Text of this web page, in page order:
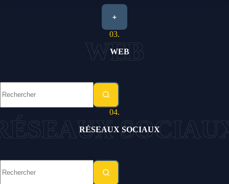
+
03.
WEB
résultat
04.
RÉSEAUX SOCIAUX
résultat